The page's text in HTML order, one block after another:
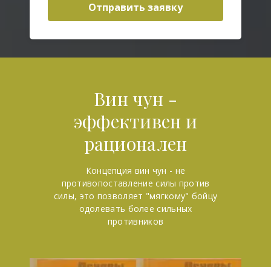
Отправить заявку
Вин чун -
эффективен и
рационален
Концепция вин чун - не
противопоставление силы против
силы, это позволяет "мягкому" бойцу
одолевать более сильных
противников